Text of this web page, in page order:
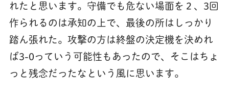
れたと思います。守備でも危ない場面を２、3回
作られるのは承知の上で、最後の所はしっかり
踏ん張れた。攻撃の方は終盤の決定機を決めれ
ば3-0っていう可能性もあったので、そこはちょ
っと残念だったなという風に思います。